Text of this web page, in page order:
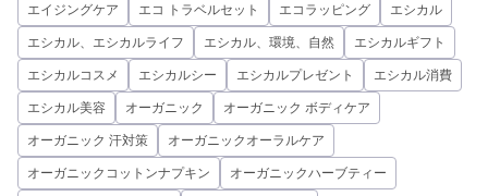
エイジングケア エコ トラベルセット エコラッピング エシカル
エシカル、エシカルライフ エシカル、環境、自然 エシカルギフト
エシカルコスメ エシカルシー エシカルプレゼント エシカル消費
エシカル美容 オーガニック オーガニック ボディケア
オーガニック 汗対策 オーガニックオーラルケア
オーガニックコットンナプキン オーガニックハーブティー